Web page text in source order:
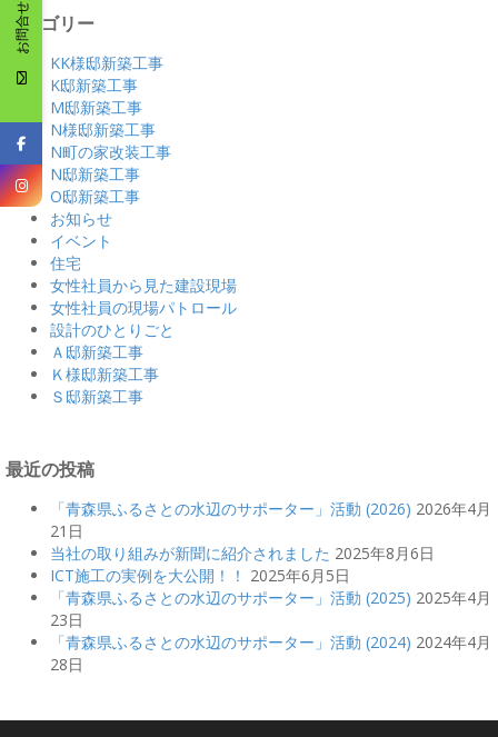
カテゴリー
KK様邸新築工事
K邸新築工事
M邸新築工事
N様邸新築工事
N町の家改装工事
N邸新築工事
O邸新築工事
お知らせ
イベント
住宅
女性社員から見た建設現場
女性社員の現場パトロール
設計のひとりごと
Ａ邸新築工事
Ｋ様邸新築工事
Ｓ邸新築工事
最近の投稿
「青森県ふるさとの水辺のサポーター」活動 (2026) 2026年4月
21日
当社の取り組みが新聞に紹介されました 2025年8月6日
ICT施工の実例を大公開！！ 2025年6月5日
「青森県ふるさとの水辺のサポーター」活動 (2025) 2025年4月
23日
「青森県ふるさとの水辺のサポーター」活動 (2024) 2024年4月
28日
お問合せ